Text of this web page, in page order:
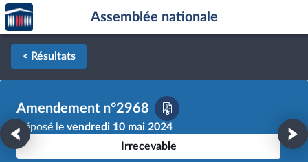
Aller au contenu
Aller en bas de la page
Accèder
à la
page
d'accueil
Assemblée nationale
< Résultats
Amendement n°2968
Déposé le vendredi 10 mai 2024
Irrecevable